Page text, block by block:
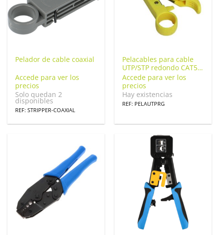
Pelador de cable coaxial
Accede para ver los
precios
Solo quedan 2
disponibles
REF: STRIPPER-COAXIAL
Pelacables para cable
UTP/STP redondo CAT5 y
cable coaxial RG59 RG6
RG11 RG7
Accede para ver los
precios
Hay existencias
REF: PELAUTPRG